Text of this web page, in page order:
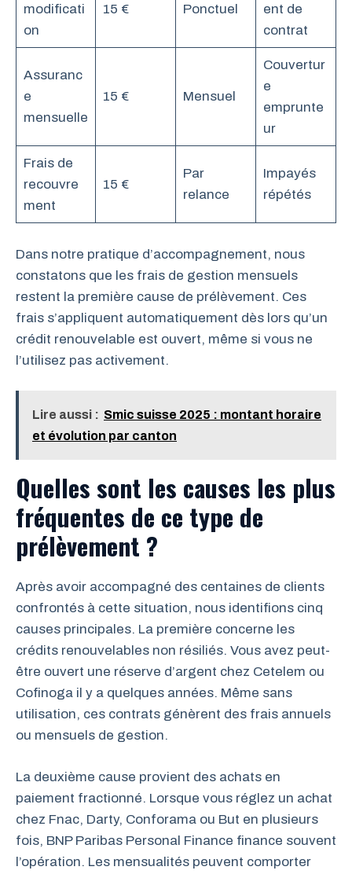
modificati
on
15 € Ponctuel
ent de
contrat
Assuranc
e
mensuelle
15 € Mensuel
Couvertur
e
emprunte
ur
Frais de
recouvre
ment
15 €
Par
relance
Impayés
répétés
Dans notre pratique d’accompagnement, nous
constatons que les frais de gestion mensuels
restent la première cause de prélèvement. Ces
frais s’appliquent automatiquement dès lors qu’un
crédit renouvelable est ouvert, même si vous ne
l’utilisez pas activement.
Lire aussi : Smic suisse 2025 : montant horaire
et évolution par canton
Quelles sont les causes les plus
fréquentes de ce type de
prélèvement ?
Après avoir accompagné des centaines de clients
confrontés à cette situation, nous identifions cinq
causes principales. La première concerne les
crédits renouvelables non résiliés. Vous avez peut-
être ouvert une réserve d’argent chez Cetelem ou
Cofinoga il y a quelques années. Même sans
utilisation, ces contrats génèrent des frais annuels
ou mensuels de gestion.
La deuxième cause provient des achats en
paiement fractionné. Lorsque vous réglez un achat
chez Fnac, Darty, Conforama ou But en plusieurs
fois, BNP Paribas Personal Finance finance souvent
l’opération. Les mensualités peuvent comporter